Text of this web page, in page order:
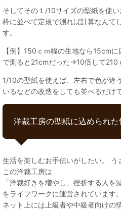
そしてその１/10サイズの型紙を使
枠に並べて定規で測れば計算なんて
す。
【例】150ｃｍ幅の生地なら15cm
で測ると21cmだった→10倍して210
1/10の型紙を使えば、左右で色が違
いるなどの改造をしても並べるだけ
洋裁工房の型紙に込められた
生活を楽しむお手伝いがしたい。
この洋裁工房は
「洋裁好きを増やし、挫折する人を
をライフワークに運営されています。
ネット上には上級者や中級者向けの